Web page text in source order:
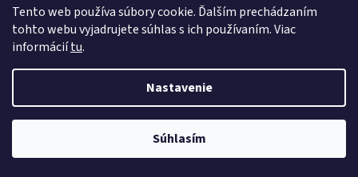
Tento web používa súbory cookie. Ďalším prechádzaním
tohto webu vyjadrujete súhlas s ich používaním. Viac
informáciítu.
Nastavenie
Súhlasím
Vytvoril Shoptet
memerch.sk. Všetky práva vyhradené.